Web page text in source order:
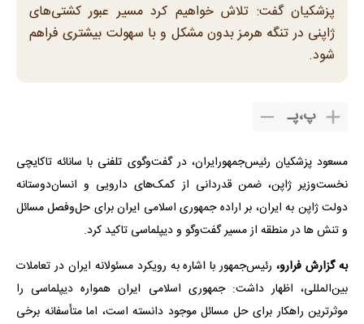
پزشکیان گفت: تلاش خواهیم کرد مسیر عبور کشتی‌های
ژاپنی در تنگه هرمز بدون مشکل و با سهولت بیشتری فراهم
شود.
پ،پـ
مسعود پزشکیان رئیس‌جمهورایران، در گفت‌وگوی تلفنی با سانائه تاکایچی
نخست‌وزیر ژاپن، ضمن قدردانی از کمک‌های دارویی و انسان‌دوستانه
دولت ژاپن به ایران، بر اراده جمهوری اسلامی ایران برای حل‌وفصل مسائل
و تنش ها در منطقه از مسیر گفت‌وگو و دیپلماسی تاکید کرد.
به گزارش فرارو،رئیس‌جمهور با اشاره به رویکرد مسئولانه ایران در تعاملات
بین‌المللی، اظهار داشت: جمهوری اسلامی ایران همواره دیپلماسی را
موثرترین راهکار برای حل مسائل موجود دانسته است، اما متأسفانه برخی